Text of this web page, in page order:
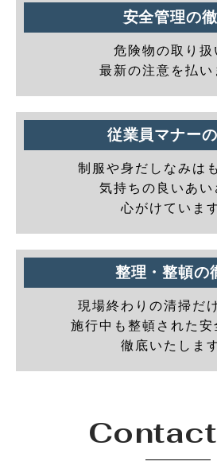
安全管理の
危険物の取り扱
最新の注意を払い
従業員マナー
制服や身だしなみは
気持ちの良いあい
心がけていま
整理・整頓の
現場終わりの清掃だ
施行中も整頓された安
徹底いたしま